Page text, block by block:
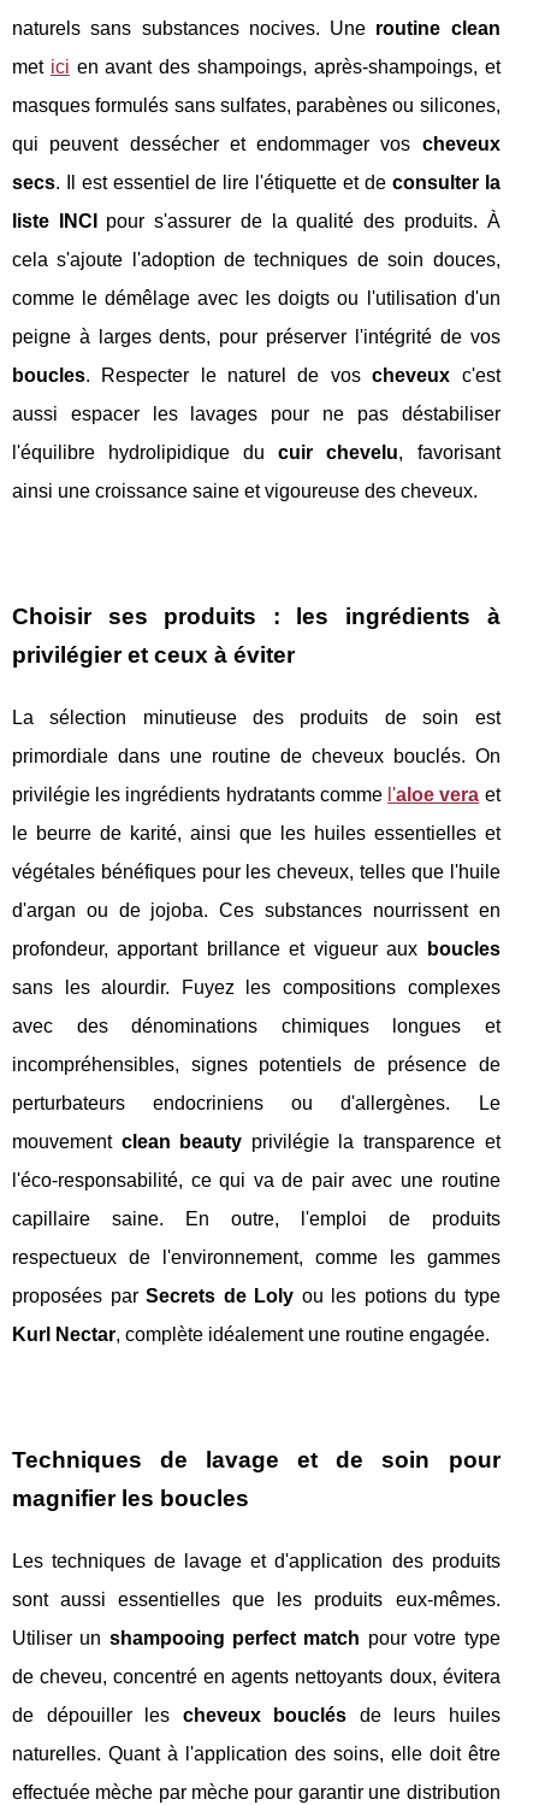
naturels sans substances nocives. Une routine clean
met ici en avant des shampoings, après-shampoings, et
masques formulés sans sulfates, parabènes ou silicones,
qui peuvent dessécher et endommager vos cheveux
secs. Il est essentiel de lire l'étiquette et de consulter la
liste INCI
pour s'assurer de la qualité des produits. À
cela s'ajoute l'adoption de techniques de soin douces,
comme le démêlage avec les doigts ou l'utilisation d'un
peigne à larges dents, pour préserver l'intégrité de vos
boucles. Respecter le naturel de voscheveux c'est
aussi espacer les lavages pour ne pas déstabiliser
l'équilibre hydrolipidique ducuir chevelu, favorisant
ainsi une croissance saine et vigoureuse des cheveux.
Choisir ses produits : les ingrédients à
privilégier et ceux à éviter
La sélection minutieuse des produits de soin est
primordiale dans une routine de cheveux bouclés. On
privilégie les ingrédients hydratants comme l'aloe vera et
le beurre de karité, ainsi que les huiles essentielles et
végétales bénéfiques pour les cheveux, telles que l'huile
d'argan ou de jojoba. Ces substances nourrissent en
profondeur, apportant brillance et vigueur aux
boucles
sans les alourdir. Fuyez les compositions complexes
avec des dénominations chimiques longues et
incompréhensibles, signes potentiels de présence de
perturbateurs endocriniens ou d'allergènes. Le
mouvement clean beauty privilégie la transparence et
l'éco-responsabilité, ce qui va de pair avec une routine
capillaire saine. En outre, l'emploi de produits
respectueux de l'environnement, comme les gammes
proposées parSecrets de Loly ou les potions du type
Kurl Nectar, complète idéalement une routine engagée.
Techniques de lavage et de soin pour
magnifier les boucles
Les techniques de lavage et d'application des produits
sont aussi essentielles que les produits eux-mêmes.
Utiliser un shampooing perfect match pour votre type
de cheveu, concentré en agents nettoyants doux, évitera
de dépouiller les cheveux bouclés de leurs huiles
naturelles. Quant à l'application des soins, elle doit être
effectuée mèche par mèche pour garantir une distribution